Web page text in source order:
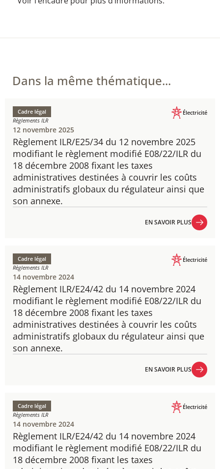
Dans la même thématique...
Règlement ILR/E25/34 du 12 novembre 2025
modifiant le règlement modifié E08/22/ILR du
18 décembre 2008 fixant les taxes
administratives destinées à couvrir les coûts
administratifs globaux du régulateur ainsi que
son annexe.
Cadre légal
Règlements ILR
Électricité
12 novembre 2025
EN SAVOIR PLUS
Règlement ILR/E24/42 du 14 novembre 2024
​modifiant le règlement modifié E08/22/ILR du
18 décembre 2008 fixant les taxes
administratives destinées à couvrir les coûts
administratifs globaux du régulateur ainsi que
son annexe.
Cadre légal
Règlements ILR
Électricité
14 novembre 2024
EN SAVOIR PLUS
Règlement ILR/E24/42 du 14 novembre 2024
​modifiant le règlement modifié E08/22/ILR du
18 décembre 2008 fixant les taxes
Cadre légal
Règlements ILR
Électricité
14 novembre 2024